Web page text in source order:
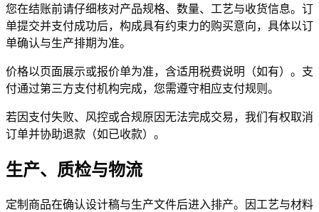
您在结账前请仔细核对产品规格、数量、工艺与收货信息。订
单提交并支付成功后，构成具有约束力的购买意向，具体以订
单确认与生产排期为准。
价格以页面展示或报价单为准，含适用税费说明（如有）。支
付通过第三方支付机构完成，您需遵守相应支付规则。
若因支付失败、风控或合规原因无法完成交易，我们有权取消
订单并协助退款（如已收款）。
生产、质检与物流
定制商品在确认设计稿与生产文件后进入排产。因工艺与材料